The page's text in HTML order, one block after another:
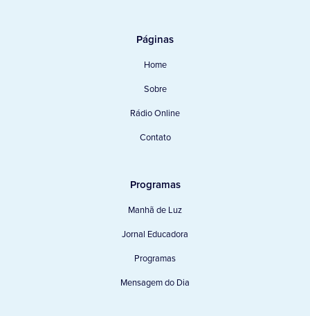
Páginas
Home
Sobre
Rádio Online
Contato
Programas
Manhã de Luz
Jornal Educadora
Programas
Mensagem do Dia